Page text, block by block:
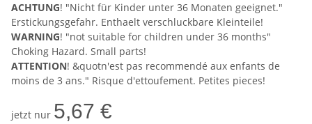
ACHTUNG! "Nicht für Kinder unter 36 Monaten geeignet."
Erstickungsgefahr. Enthaelt verschluckbare Kleinteile!
WARNING! "not suitable for children under 36 months"
Choking Hazard. Small parts!
ATTENTION! &quotn'est pas recommendé aux enfants de
moins de 3 ans." Risque d'ettoufement. Petites pieces!
jetzt nur 5,67 €